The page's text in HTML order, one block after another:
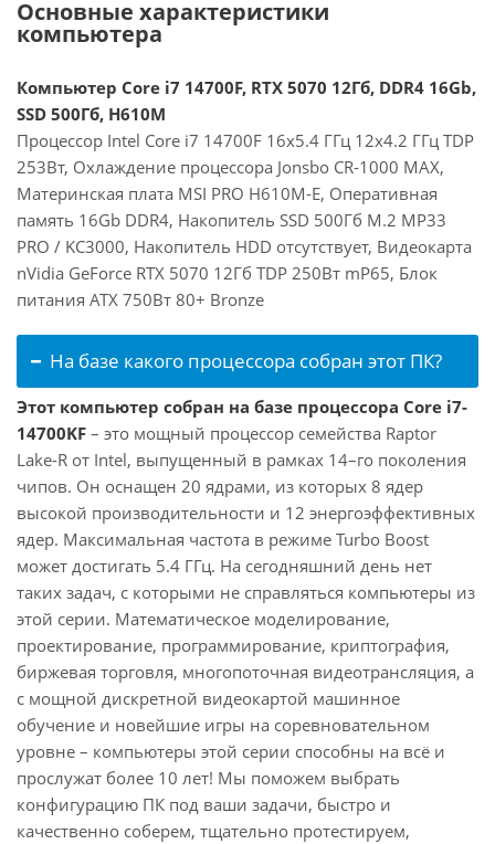
Основные характеристики
компьютера
Компьютер Core i7 14700F, RTX 5070 12Гб, DDR4 16Gb,
SSD 500Гб, H610M
Процессор Intel Core i7 14700F 16x5.4 ГГц 12x4.2 ГГц TDP
253Вт, Охлаждение процессора Jonsbo CR-1000 MAX,
Материнская плата MSI PRO H610M-E, Оперативная
память 16Gb DDR4, Накопитель SSD 500Гб M.2 MP33
PRO / KC3000, Накопитель HDD отсутствует, Видеокарта
nVidia GeForce RTX 5070 12Гб TDP 250Вт mP65, Блок
питания ATX 750Вт 80+ Bronze
На базе какого процессора собран этот ПК?
Этот компьютер собран на базе процессора Core i7-
14700KF – это мощный процессор семейства Raptor
Lake-R от Intel, выпущенный в рамках 14–го поколения
чипов. Он оснащен 20 ядрами, из которых 8 ядер
высокой производительности и 12 энергоэффективных
ядер. Максимальная частота в режиме Turbo Boost
может достигать 5.4 ГГц. На сегодняшний день нет
таких задач, с которыми не справляться компьютеры из
этой серии. Математическое моделирование,
проектирование, программирование, криптография,
биржевая торговля, многопоточная видеотрансляция, а
с мощной дискретной видеокартой машинное
обучение и новейшие игры на соревновательном
уровне – компьютеры этой серии способны на всё и
прослужат более 10 лет! Мы поможем выбрать
конфигурацию ПК под ваши задачи, быстро и
качественно соберем, тщательно протестируем,